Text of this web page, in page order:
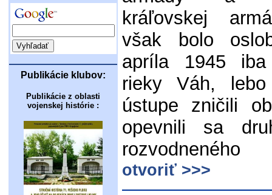
Publikácie klubov:
Publikácie z oblasti
vojenskej histórie :
kráľovskej
však bolo
apríla 1945
rieky Váh,
ústupe zničili
opevnili sa
otvoriť >>>